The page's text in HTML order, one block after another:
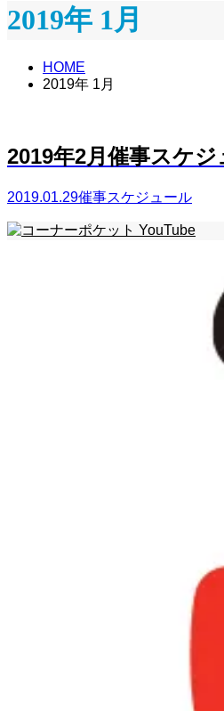
2019年 1月
HOME
2019年 1月
2019年2月催事スケジ
2019.01.29催事スケジュール